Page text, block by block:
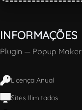
INFORMAÇÕES
Plugin — Popup Maker
Licença Anual
Sites Ilimitados